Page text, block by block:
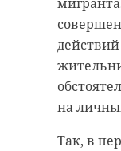
на
Так, в